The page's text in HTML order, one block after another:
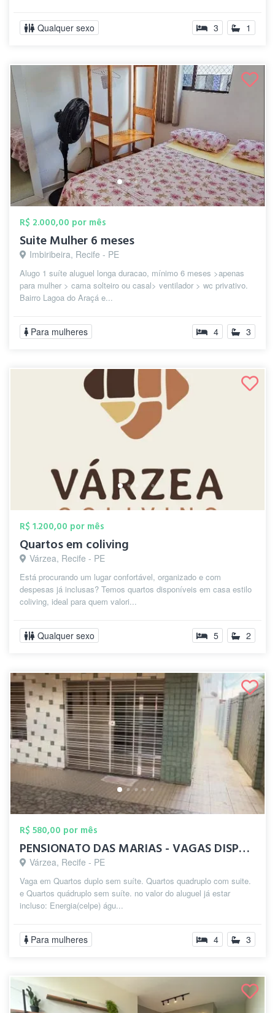
Qualquer sexo 3 1
R$ 2.000,00 por mês
Suite Mulher 6 meses
Imbiribeira, Recife - PE
Alugo 1 suíte aluguel longa duracao, mínimo 6 meses >apenas
para mulher > cama solteiro ou casal> ventilador > wc privativo.
Bairro Lagoa do Araçá e...
Para mulheres 4 3
R$ 1.200,00 por mês
Quartos em coliving
Várzea, Recife - PE
Está procurando um lugar confortável, organizado e com
despesas já inclusas? Temos quartos disponíveis em casa estilo
coliving, ideal para quem valori...
Qualquer sexo 5 2
R$ 580,00 por mês
PENSIONATO DAS MARIAS - VAGAS DISPONÍVEL
Várzea, Recife - PE
Vaga em Quartos duplo sem suíte. Quartos quadruplo com suite.
e Quartos quádruplo sem suíte. no valor do aluguel já estar
incluso: Energia(celpe) águ...
Para mulheres 4 3